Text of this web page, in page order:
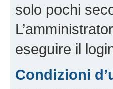
solo pochi
eseguire il
Condizioni